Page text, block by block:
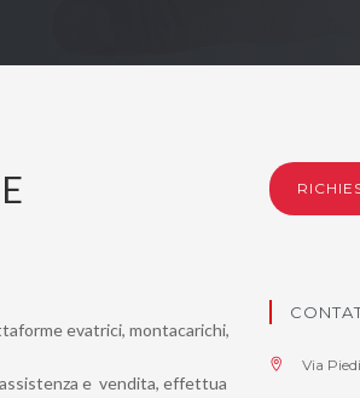
evatrici, montacarichi,
assistenza e vendita, effettua
Via